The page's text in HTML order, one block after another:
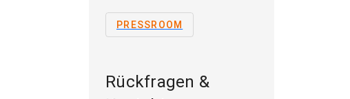
PRESSROOM
Rückfragen &